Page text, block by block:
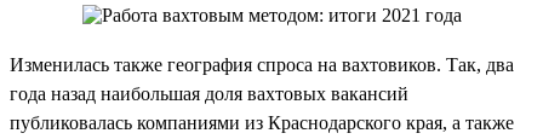
Изменилась также география спроса на вахтовиков. Так, два
года назад наибольшая доля вахтовых вакансий
публиковалась компаниями из Краснодарского края, а также